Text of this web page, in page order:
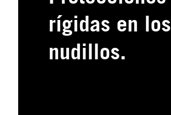
rígidas en los
nudillos.